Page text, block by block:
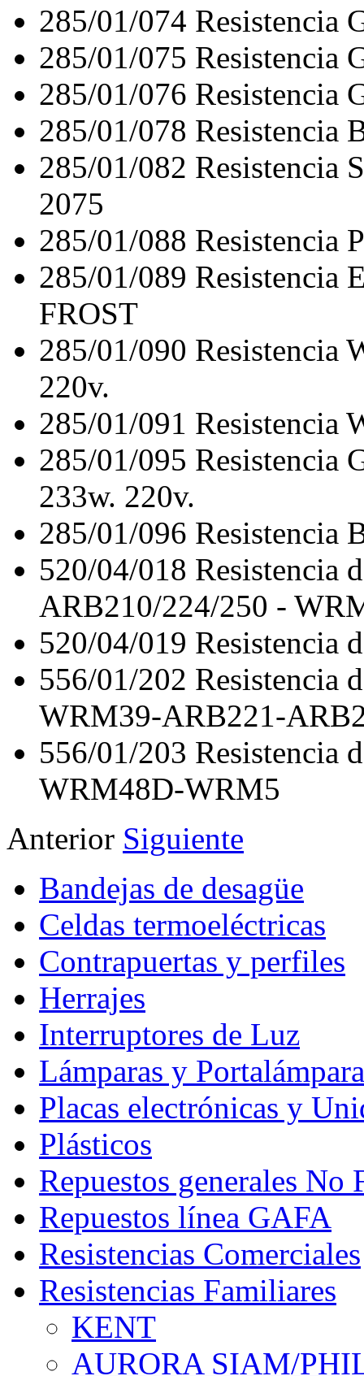
285/01/074 Resistencia
285/01/075 Resistencia
285/01/076 Resistencia
285/01/078 Resistencia
285/01/082 Resistencia
2075
285/01/088 Resistencia
285/01/089 Resistencia
FROST
285/01/090 Resistencia
220v.
285/01/091 Resistencia
285/01/095 Resistencia
233w. 220v.
285/01/096 Resistencia
520/04/018 Resistencia
ARB210/224/250 -
520/04/019 Resistencia
556/01/202 Resistencia
WRM39-ARB221-
556/01/203 Resistencia
WRM48D-WRM5
Anterior Siguiente
Bandejas de desagüe
Celdas termoeléctricas
Contrapuertas y perfiles
Herrajes
Interruptores de Luz
Lámparas y
Placas electrónicas y
Plásticos
Repuestos generales No
Repuestos línea GAFA
Resistencias Comerciales
Resistencias Familiares
KENT
AURORA SIAM/